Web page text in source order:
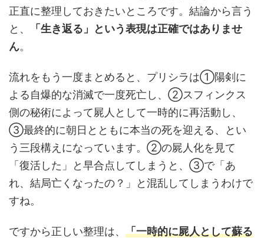
正直に整理しておきたいところです。結論から言う
と、
「生き返る」という表現は正確ではありませ
ん。
流れをもう一度まとめると、プリシラは①陽剣に
よる自爆的な消滅で一度死亡し、②スフィンクス
側の秘術によって屍人として一時的に再活動し、
③最終的に朝日とともに本当の死を迎える、とい
う三段構えになっています。②の屍人化を見て
「復活した」と早合点してしまうと、③で「あ
れ、結局亡くなったの？」と混乱してしまうわけで
すね。
ですから正しい整理は、 「一時的に屍人として蘇る